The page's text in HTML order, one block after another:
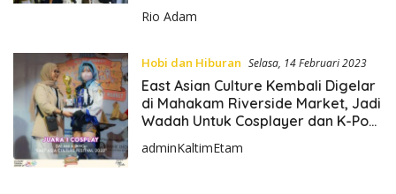
Rio Adam
Hobi dan Hiburan Selasa, 14 Februari 2023
East Asian Culture Kembali Digelar
di Mahakam Riverside Market, Jadi
Wadah Untuk Cosplayer dan K-Pop
Lovers
adminKaltimEtam